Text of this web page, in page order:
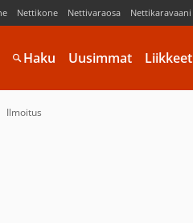
Nettikone Nettivaraosa Nettikaravaani
Haku Uusimmat Liikkeet
Ilmoitus